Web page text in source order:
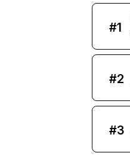
#1
#2
#3